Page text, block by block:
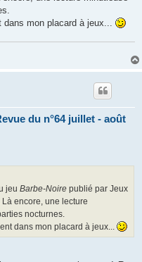
dans mon placard à jeux...
du n°64 juillet - août
jeu Barbe-Noire publié par Jeux
Là encore, une lecture
nocturnes.
dans mon placard à jeux...